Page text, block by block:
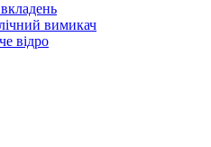
вимикач
відро